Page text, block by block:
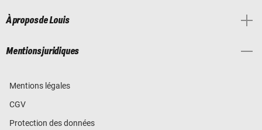
À propos de Louis
Mentions juridiques
Mentions légales
CGV
Protection des données